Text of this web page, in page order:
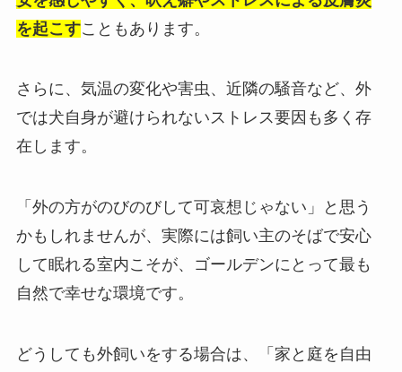
を起こすこともあります。
さらに、気温の変化や害虫、近隣の騒音など、外
では犬自身が避けられないストレス要因も多く存
在します。
「外の方がのびのびして可哀想じゃない」と思う
かもしれませんが、実際には飼い主のそばで安心
して眠れる室内こそが、ゴールデンにとって最も
自然で幸せな環境です。
どうしても外飼いをする場合は、「家と庭を自由